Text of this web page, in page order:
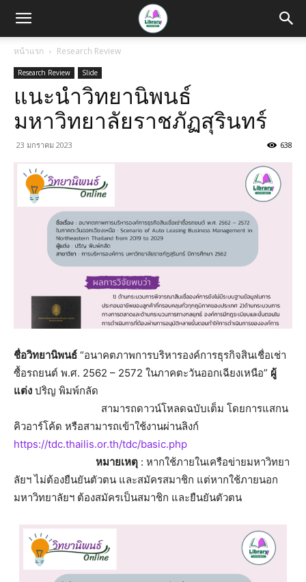
หน้าแรก Research Review
Research Review Slide
แนะนำวิทยานิพนธ์
มหาวิทยาลัยราชภัฏสุรินทร์
23 มกราคม 2023 638
ชื่อวิทยานิพนธ์ “อนาคตภาพการบริหารองค์การธุรกิจสินเชื่อเช่า
ซื้อรถยนต์ พ.ศ. 2562 – 2572 ในภาคตะวันออกเฉียงเหนือ” ผู้
แต่ง ปริญ พิมพ์กลัด
สามารถดาวน์โหลดฉบับเต็ม โดยการแสกน
คิวอาร์โค้ด หรือสามารถเข้าใช้งานผ่านลิงก์
https://tdc.thailis.or.th/tdc/basic.php
หมายเหตุ : หากใช้ภายในเครือข่ายมหาวิทยา
ลัยฯ ไม่ต้องยืนยันตัวตน และสมัครสมาชิก แต่หากใช้ภายนอก
มหาวิทยาลัยฯ ต้องสมัครเป็นสมาชิก และยืนยันตัวตน